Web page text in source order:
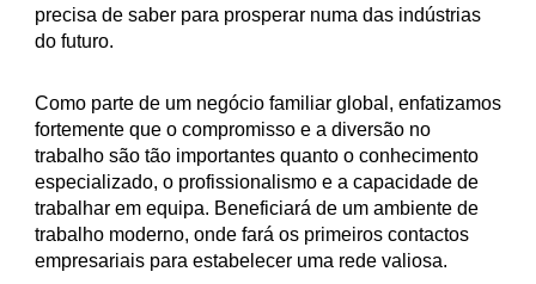
precisa de saber para prosperar numa das indústrias
do futuro.
Como parte de um negócio familiar global, enfatizamos
fortemente que o compromisso e a diversão no
trabalho são tão importantes quanto o conhecimento
especializado, o profissionalismo e a capacidade de
trabalhar em equipa. Beneficiará de um ambiente de
trabalho moderno, onde fará os primeiros contactos
empresariais para estabelecer uma rede valiosa.